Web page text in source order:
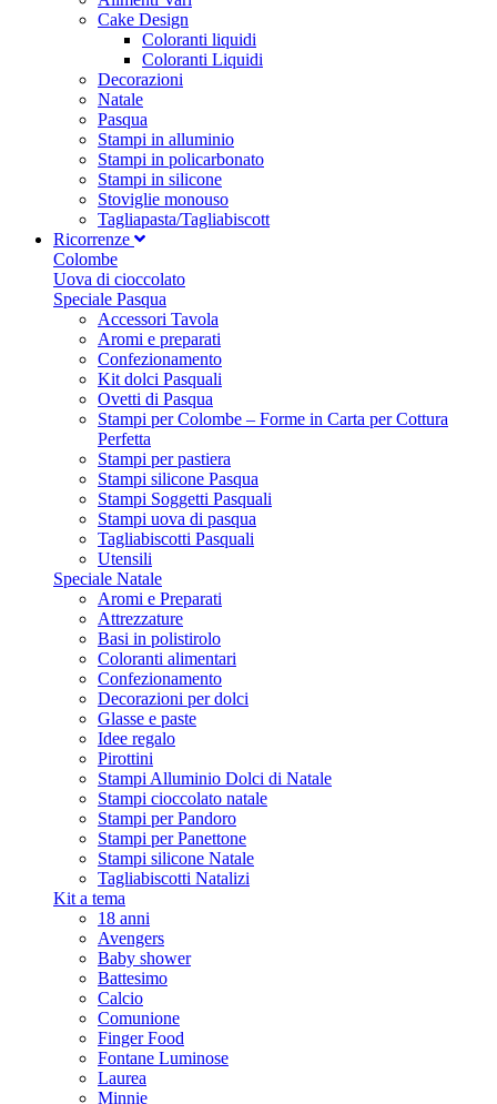
Cake Design
Coloranti liquidi
Coloranti Liquidi
Decorazioni
Natale
Pasqua
Stampi in alluminio
Stampi in policarbonato
Stampi in silicone
Stoviglie monouso
Tagliapasta/Tagliabiscott
Ricorrenze
Colombe
Uova di cioccolato
Speciale Pasqua
Accessori Tavola
Aromi e preparati
Confezionamento
Kit dolci Pasquali
Ovetti di Pasqua
Stampi per Colombe – Forme in Carta per Cottura
Perfetta
Stampi per pastiera
Stampi silicone Pasqua
Stampi Soggetti Pasquali
Stampi uova di pasqua
Tagliabiscotti Pasquali
Utensili
Speciale Natale
Aromi e Preparati
Attrezzature
Basi in polistirolo
Coloranti alimentari
Confezionamento
Decorazioni per dolci
Glasse e paste
Idee regalo
Pirottini
Stampi Alluminio Dolci di Natale
Stampi cioccolato natale
Stampi per Pandoro
Stampi per Panettone
Stampi silicone Natale
Tagliabiscotti Natalizi
Kit a tema
18 anni
Avengers
Baby shower
Battesimo
Calcio
Comunione
Finger Food
Fontane Luminose
Laurea
Minnie